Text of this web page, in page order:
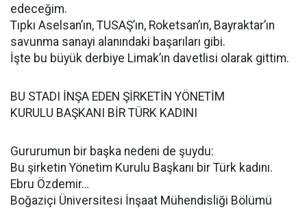
edeceğim.
Tıpkı Aselsan’ın, TUSAŞ’ın, Roketsan’ın, Bayraktar’ın
savunma sanayi alanındaki başarıları gibi.
İşte bu büyük derbiye Limak’ın davetlisi olarak gittim.
BU STADI İNŞA EDEN ŞİRKETİN YÖNETİM
KURULU BAŞKANI BİR TÜRK KADINI
Gururumun bir başka nedeni de şuydu:
Bu şirketin Yönetim Kurulu Başkanı bir Türk kadını.
Ebru Özdemir…
Boğaziçi Üniversitesi İnşaat Mühendisliği Bölümü